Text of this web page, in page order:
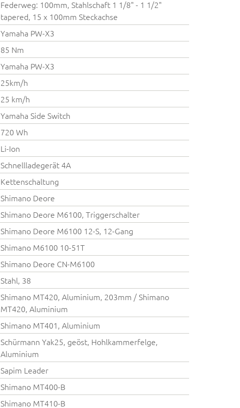
Federweg: 100mm, Stahlschaft 1 1/8" - 1 1/2"
tapered, 15 x 100mm Steckachse
Yamaha PW-X3
85 Nm
Yamaha PW-X3
25km/h
25 km/h
Yamaha Side Switch
720 Wh
Li-Ion
Schnellladegerät 4A
Kettenschaltung
Shimano Deore
Shimano Deore M6100, Triggerschalter
Shimano Deore M6100 12-S, 12-Gang
Shimano M6100 10-51T
Shimano Deore CN-M6100
Stahl, 38
Shimano MT420, Aluminium, 203mm / Shimano
MT420, Aluminium
Shimano MT401, Aluminium
Schürmann Yak25, geöst, Hohlkammerfelge,
Aluminium
Sapim Leader
Shimano MT400-B
Shimano MT410-B